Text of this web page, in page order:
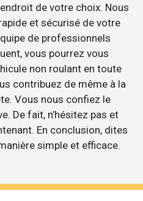
de votre choix. Nous
et sécurisé de votre
de professionnels
vous pourrez vous
non roulant en toute
contribuez de même à la
Vous nous confiez le
De fait, n’hésitez pas et
En conclusion, dites
simple et efficace.